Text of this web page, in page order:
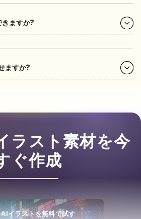
ますか?
ますか?
ラスト素材を今
ぐ作成
イラストを無料で試す